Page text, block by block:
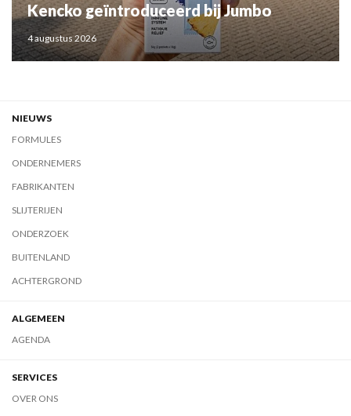
Kencko geïntroduceerd bij Jumbo
4 augustus 2026
NIEUWS
FORMULES
ONDERNEMERS
FABRIKANTEN
SLIJTERIJEN
ONDERZOEK
BUITENLAND
ACHTERGROND
ALGEMEEN
AGENDA
SERVICES
OVER ONS